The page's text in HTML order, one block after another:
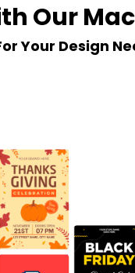
Our
Your Design